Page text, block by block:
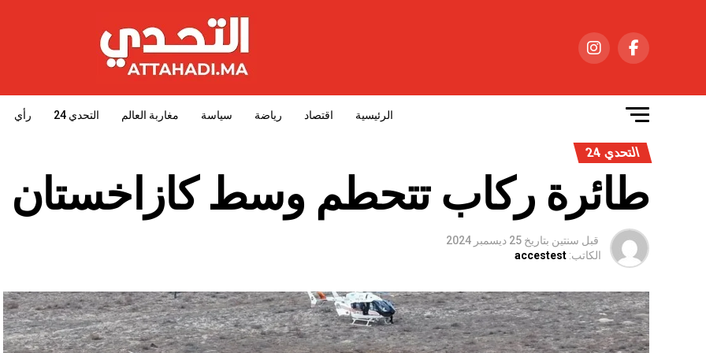
الرئيسية اقتصاد رياضة سياسة مغاربة العالم التحدي 24 رأي
التحدي 24
طائرة ركاب تتحطم وسط كازاخستان
قبل سنتين بتاريخ 25 ديسمبر 2024
الكاتب: accestest